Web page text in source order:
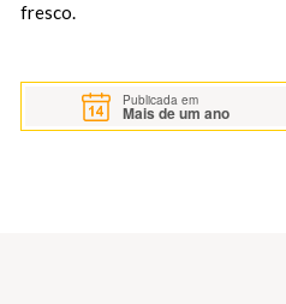
fresco.
Publicada em
Mais de um ano